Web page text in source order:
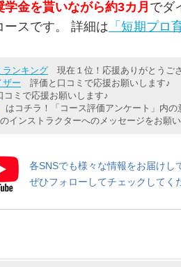
金を貰いながら約3カ月 でダ
スです。 詳細は 「短期プロ
ランキング 現在１位！応援ありがとうご
ザー 評価と口コミで応援お願いします♪
ミで応援お願いします♪
はコチラ！「コース評価アンケート」内の
インストラクターへのメッセージをお願
各SNSでも様々な情報をお届けし
ぜひフォローしてチェックしてく